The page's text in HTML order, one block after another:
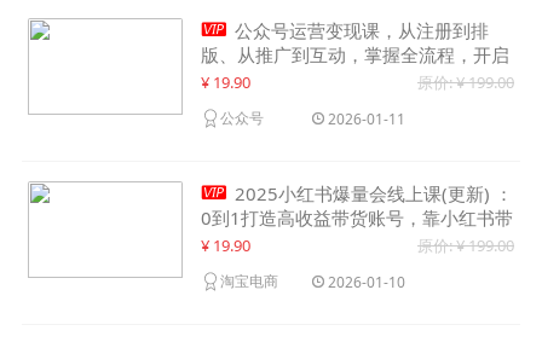
 公众号运营变现课，从注册到排
版、从推广到互动，掌握全流程，开启
个人品牌月入30000+
¥ 19.90 原价: ¥ 199.00
公众号 2026-01-11
 2025小红书爆量会线上课(更新) ：
0到1打造高收益带货账号，靠小红书带
货年入100w？机会来了！
¥ 19.90 原价: ¥ 199.00
淘宝电商 2026-01-10